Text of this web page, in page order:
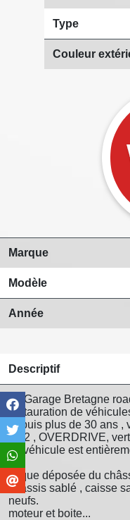
Type
Couleur
Marque
Modèle
Année
Descriptif
Le Garage Bretagne
restauration de
depuis plus de 30 ans ,
TR2 , OVERDRIVE,
ce véhicule est
.
coque déposée du
châssis sablé , caisse
neufs.
moteur et boite...